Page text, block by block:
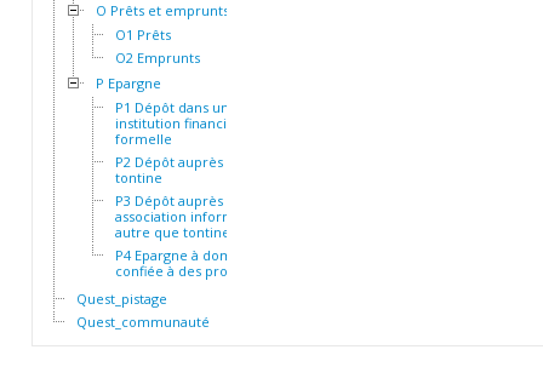
O Prêts et emprunts
O1 Prêts
O2 Emprunts
P Epargne
P1 Dépôt dans une
institution financière
formelle
P2 Dépôt auprès d'une
tontine
P3 Dépôt auprès d'une
association informelle
autre que tontine
P4 Epargne à domicile ou
confiée à des proches
Quest_pistage
Quest_communauté